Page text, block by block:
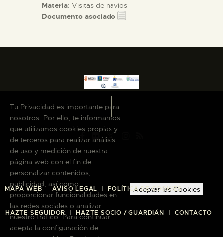
Materia: Visitas de navíos
Documento asociado
MAPA WEB AVISO LEGAL POLÍTICA DE COOKIES
HAZTE SEGUIDOR HAZTE SOCIO / GUARDIÁN CONTACTO
Tu Privacidad es importante para
nosotros. Por ello, te informamos
que utilizamos cookies propias y
de terceros para realizar análisis
de uso y medición de nuestra
página web con el fin de
personalizar contenidos,
publicidad, así como
proporcionar funcionalidades en
las redes sociales o analizar
nuestro tráfico. Para continuar
acepta la configuración de
Aceptar las Cookies